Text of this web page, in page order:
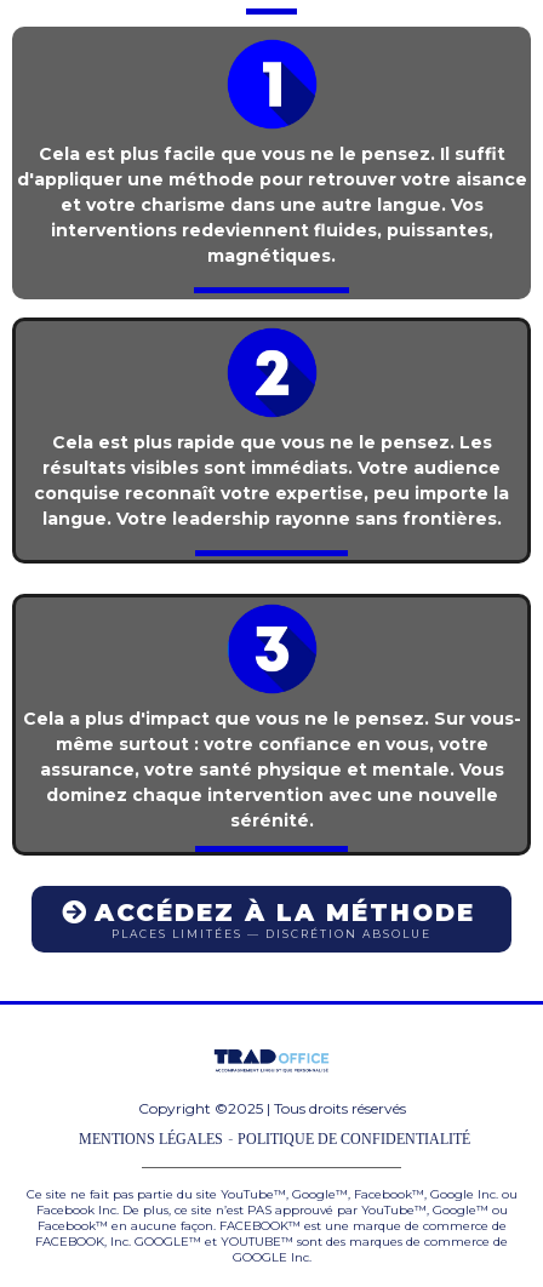
Cela est plus facile que vous ne le pensez. Il suffit
d'appliquer une méthode pour retrouver votre aisance
et votre charisme dans une autre langue. Vos
interventions redeviennent fluides, puissantes,
magnétiques.
Cela est plus rapide que vous ne le pensez. Les
résultats visibles sont immédiats. Votre audience
conquise reconnaît votre expertise, peu importe la
langue. Votre leadership rayonne sans frontières.
Cela a plus d'impact que vous ne le pensez. Sur vous-
même surtout : votre confiance en vous, votre
assurance, votre santé physique et mentale. Vous
dominez chaque intervention avec une nouvelle
sérénité.
ACCÉDEZ À LA MÉTHODE
PLACES LIMITÉES — DISCRÉTION ABSOLUE
Copyright ©2025 | Tous droits réservés
MENTIONS LÉGALES - POLITIQUE DE CONFIDENTIALITÉ
Ce site ne fait pas partie du site YouTube™, Google™, Facebook™, Google Inc. ou
Facebook Inc. De plus, ce site n’est PAS approuvé par YouTube™, Google™ ou
Facebook™ en aucune façon. FACEBOOK™ est une marque de commerce de
FACEBOOK, Inc. GOOGLE™ et YOUTUBE™ sont des marques de commerce de
GOOGLE Inc.